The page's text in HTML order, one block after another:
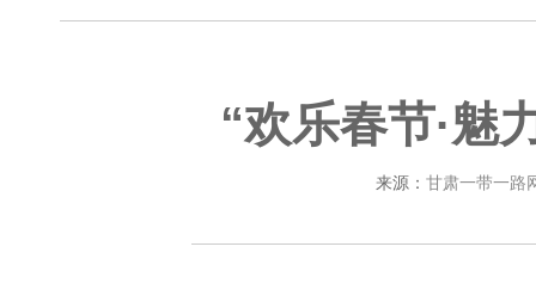
“欢乐春节·魅
来源： 甘肃一带一路